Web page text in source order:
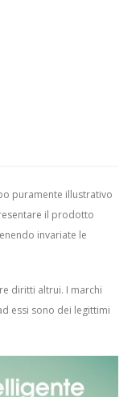
puramente illustrativo
il prodotto
invariate le
diritti altrui. I marchi
essi sono dei legittimi